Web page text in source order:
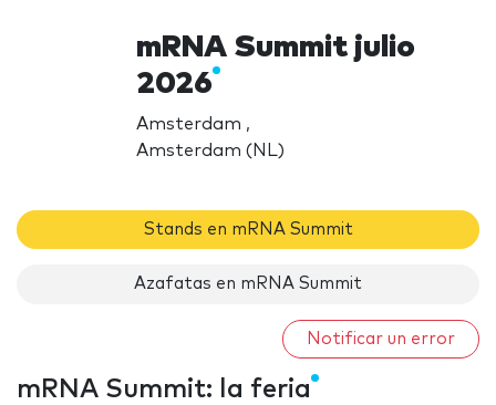
mRNA Summit julio
2026
Amsterdam ,
Amsterdam (NL)
Stands en mRNA Summit
Azafatas en mRNA Summit
Notificar un error
mRNA Summit: la feria